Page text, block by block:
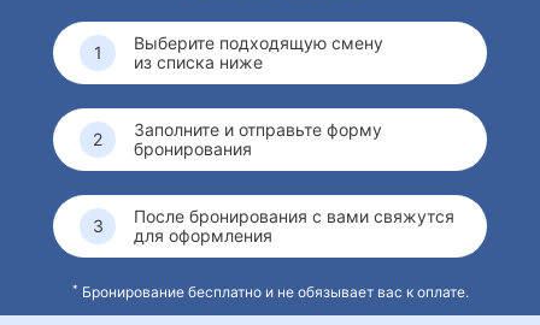
Выберите подходящую смену
из списка ниже
Заполните и отправьте форму
бронирования
После бронирования с вами свяжутся
для оформления
* Бронирование бесплатно и не обязывает вас к оплате.